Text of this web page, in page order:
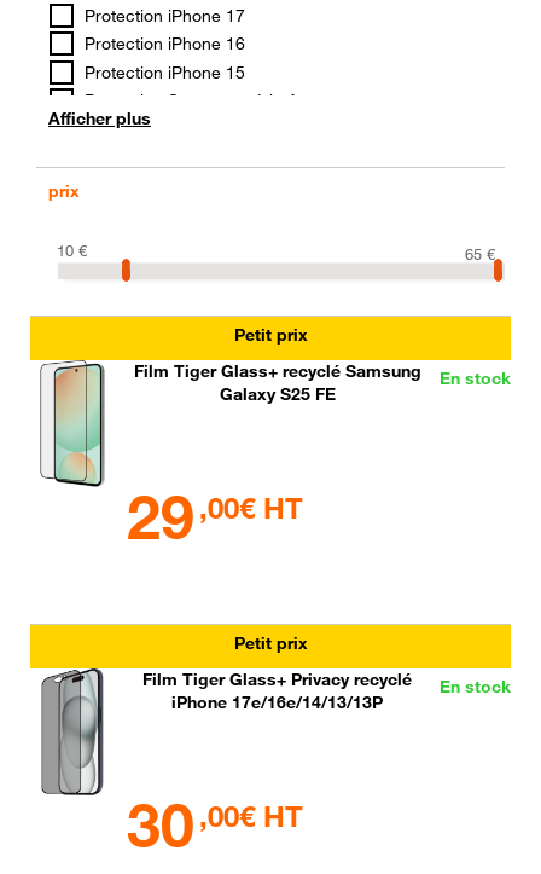
Protection iPhone 17
Protection iPhone 16
Protection iPhone 15
Protection Samsung série A
Protection Samsung S 26
Coque
Film de protection
Afficher plus
prix
10 € 65 €
Petit prix
En stock
Film Tiger Glass+ recyclé Samsung
Galaxy S25 FE
29 ,00€ HT
Petit prix
En stock
Film Tiger Glass+ Privacy recyclé
iPhone 17e/16e/14/13/13P
30 ,00€ HT